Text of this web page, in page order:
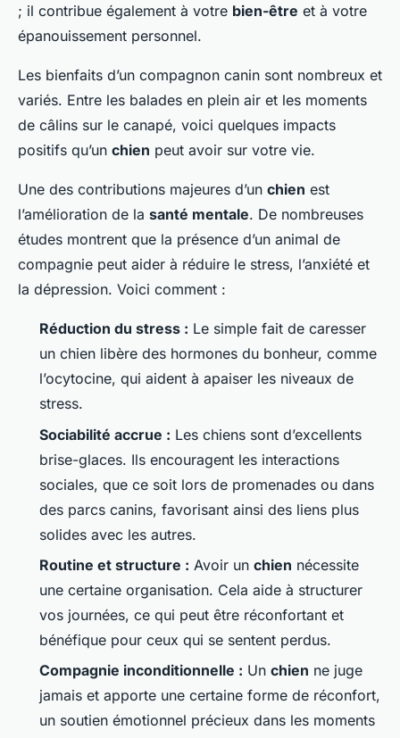
; il contribue également à votre bien-être et à votre
épanouissement personnel.
Les bienfaits d’un compagnon canin sont nombreux et
variés. Entre les balades en plein air et les moments
de câlins sur le canapé, voici quelques impacts
positifs qu’un chien peut avoir sur votre vie.
Une des contributions majeures d’un chien est
l’amélioration de la santé mentale. De nombreuses
études montrent que la présence d’un animal de
compagnie peut aider à réduire le stress, l’anxiété et
la dépression. Voici comment :
Réduction du stress : Le simple fait de caresser
un chien libère des hormones du bonheur, comme
l’ocytocine, qui aident à apaiser les niveaux de
stress.
Sociabilité accrue : Les chiens sont d’excellents
brise-glaces. Ils encouragent les interactions
sociales, que ce soit lors de promenades ou dans
des parcs canins, favorisant ainsi des liens plus
solides avec les autres.
Routine et structure : Avoir un chien nécessite
une certaine organisation. Cela aide à structurer
vos journées, ce qui peut être réconfortant et
bénéfique pour ceux qui se sentent perdus.
Compagnie inconditionnelle : Un chien ne juge
jamais et apporte une certaine forme de réconfort,
un soutien émotionnel précieux dans les moments